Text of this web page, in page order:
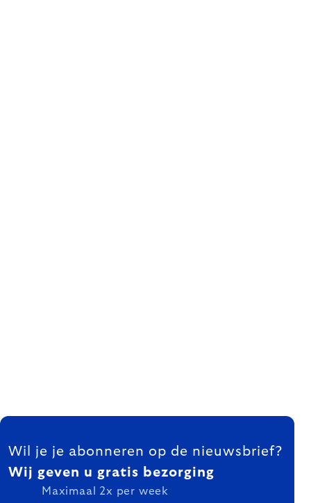
FOOTER
Wil je je abonneren op de nieuwsbrief?
Wij geven u gratis bezorging
Maximaal 2x per week